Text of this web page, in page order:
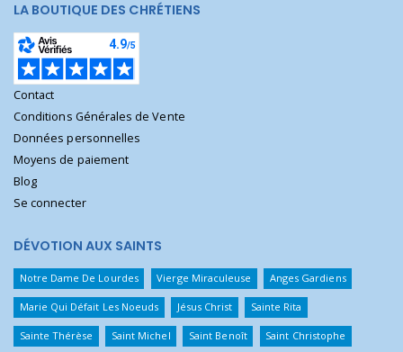
LA BOUTIQUE DES CHRÉTIENS
Contact
Conditions Générales de Vente
Données personnelles
Moyens de paiement
Blog
Se connecter
DÉVOTION AUX SAINTS
Notre Dame De Lourdes Vierge Miraculeuse Anges Gardiens
Marie Qui Défait Les Noeuds Jésus Christ Sainte Rita
Sainte Thérèse Saint Michel Saint Benoît Saint Christophe